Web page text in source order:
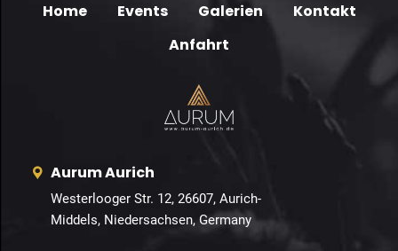
Home Events Galerien
Kontakt
Anfahrt
Aurum Aurich
Westerlooger Str. 12, 26607, Aurich-
Middels, Niedersachsen, Germany